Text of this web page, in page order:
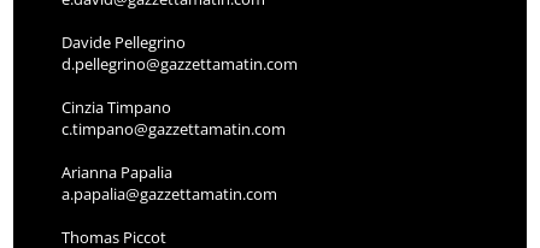
Davide Pellegrino
d.pellegrino@gazzettamatin.com
Cinzia Timpano
c.timpano@gazzettamatin.com
Arianna Papalia
a.papalia@gazzettamatin.com
Thomas Piccot